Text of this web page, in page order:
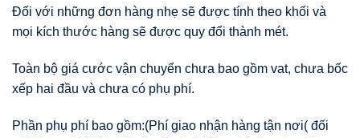
Đối với những đơn hàng nhẹ sẽ được tính theo khối và
mọi kích thước hàng sẽ được quy đổi thành mét.
Toàn bộ giá cước vận chuyển chưa bao gồm vat, chưa bốc
xếp hai đầu và chưa có phụ phí.
Phần phụ phí bao gồm:(Phí giao nhận hàng tận nơi( đối